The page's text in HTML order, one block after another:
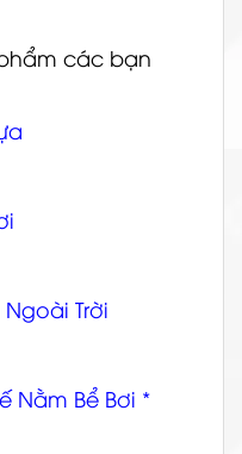
các bạn
Trời
Nằm Bể Bơi *